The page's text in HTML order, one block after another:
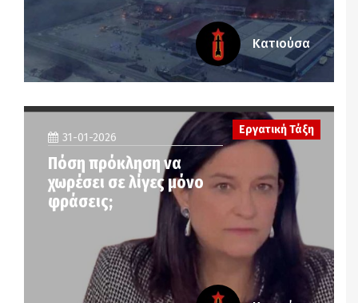
Κατιούσα
31-01-2026
Πόση πρόκληση να
χωρέσει σε λίγες μόνο
φράσεις;
Εργατική Τάξη